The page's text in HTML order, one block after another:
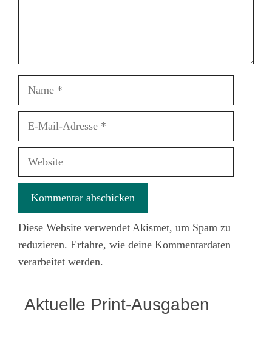
Diese Website verwendet Akismet, um Spam zu
reduzieren. Erfahre, wie deine Kommentardaten
verarbeitet werden.
Aktuelle Print-Ausgaben